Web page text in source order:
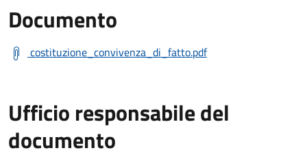
Documento
costituzione_convivenza_di_fatto.pdf
Ufficio responsabile del
documento